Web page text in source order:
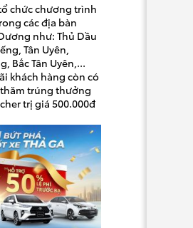
chức chương trình
các địa bàn
như: Thủ Dầu
Tân Uyên,
Bắc Tân Uyên,...
khách hàng còn có
trúng thưởng
trị giá 500.000đ